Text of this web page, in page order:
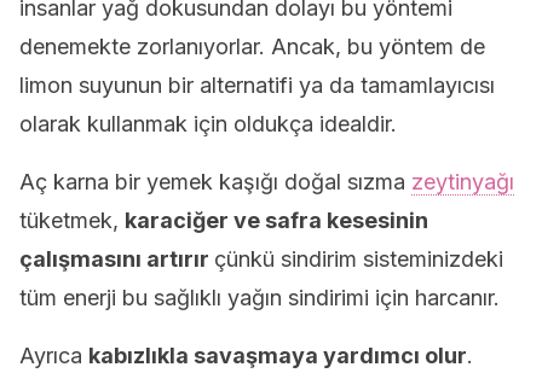
insanlar yağ dokusundan dolayı bu yöntemi
denemekte zorlanıyorlar. Ancak, bu yöntem de
limon suyunun bir alternatifi ya da tamamlayıcısı
olarak kullanmak için oldukça idealdir.
Aç karna bir yemek kaşığı doğal sızma zeytinyağı
tüketmek, karaciğer ve safra kesesinin
çalışmasını artırır çünkü sindirim sisteminizdeki
tüm enerji bu sağlıklı yağın sindirimi için harcanır.
Ayrıca kabızlıkla savaşmaya yardımcı olur.